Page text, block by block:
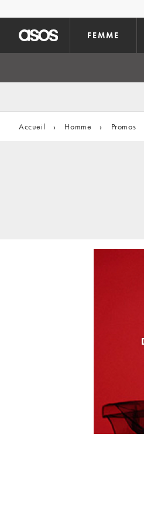
FEMME
Accueil › Homme › Promos